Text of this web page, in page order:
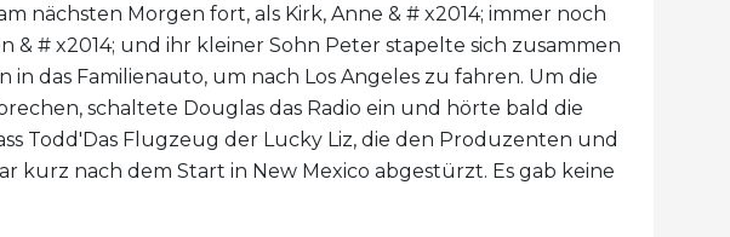
nächsten Morgen fort, als Kirk, Anne & # x2014; immer noch
& # x2014; und ihr kleiner Sohn Peter stapelte sich zusammen
in das Familienauto, um nach Los Angeles zu fahren. Um die
schaltete Douglas das Radio ein und hörte bald die
Todd'Das Flugzeug der Lucky Liz, die den Produzenten und
kurz nach dem Start in New Mexico abgestürzt. Es gab keine